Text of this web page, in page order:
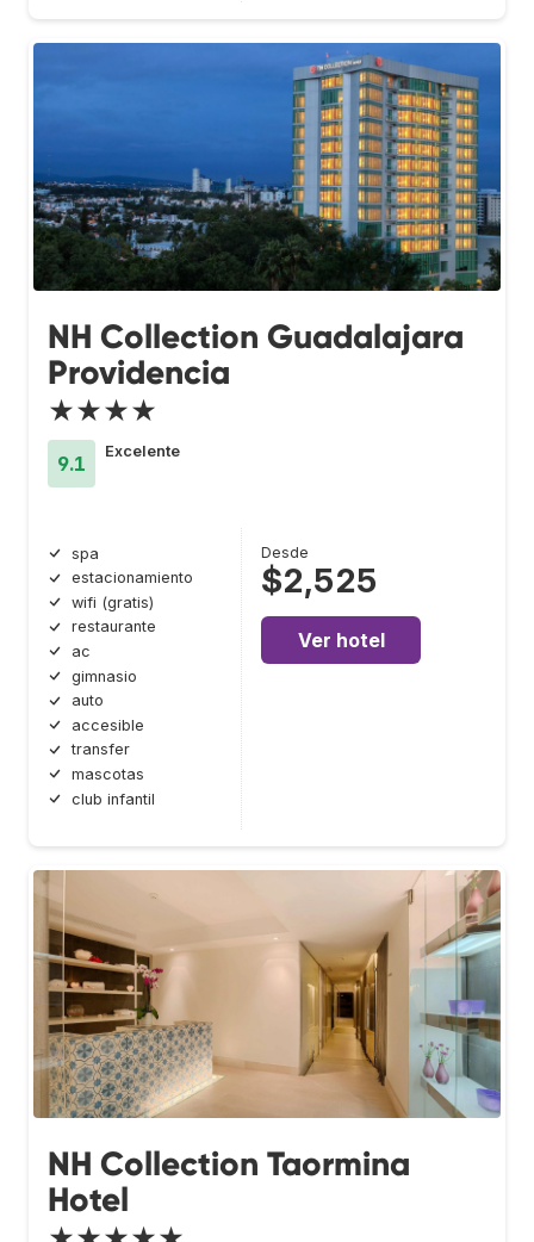
NH Collection Guadalajara
Providencia
★★★★
9.1
Excelente
spa
estacionamiento
wifi (gratis)
restaurante
ac
gimnasio
auto
accesible
transfer
mascotas
club infantil
Desde
$2,525
Ver hotel
NH Collection Taormina
Hotel